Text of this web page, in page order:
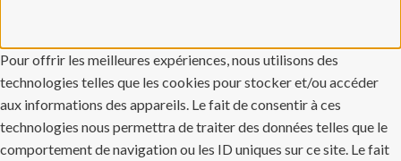
Pour offrir les meilleures expériences, nous utilisons des
technologies telles que les cookies pour stocker et/ou accéder
aux informations des appareils. Le fait de consentir à ces
technologies nous permettra de traiter des données telles que le
comportement de navigation ou les ID uniques sur ce site. Le fait